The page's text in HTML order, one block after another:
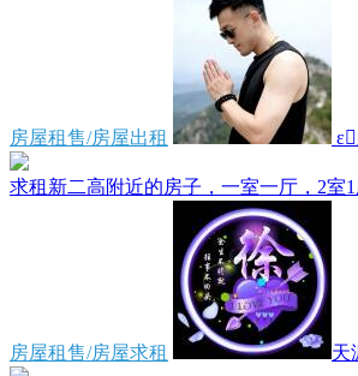
房屋租售/房屋出租
求租新二高附近的房子，一室一厅，2室
房屋租售/房屋求租 天